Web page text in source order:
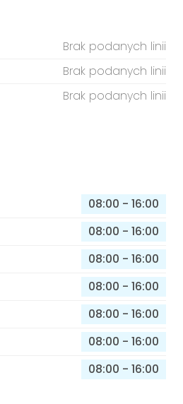
Brak podanych linii
Brak podanych linii
Brak podanych linii
08:00 - 16:00
08:00 - 16:00
08:00 - 16:00
08:00 - 16:00
08:00 - 16:00
08:00 - 16:00
08:00 - 16:00